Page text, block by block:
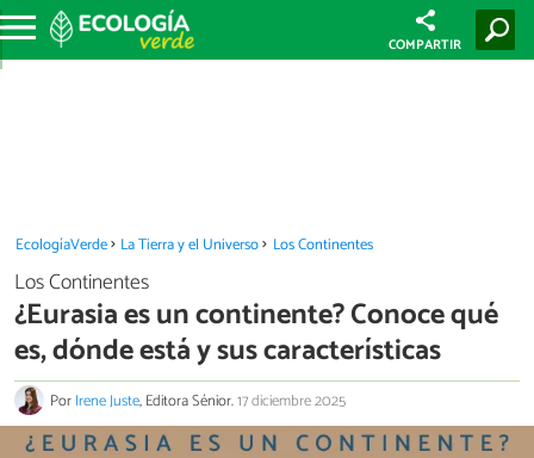
COMPARTIR
EcologíaVerde La Tierra y el Universo Los Continentes
Los Continentes
¿Eurasia es un continente? Conoce qué
es, dónde está y sus características
PorIrene Juste, Editora Sénior.17 diciembre 2025